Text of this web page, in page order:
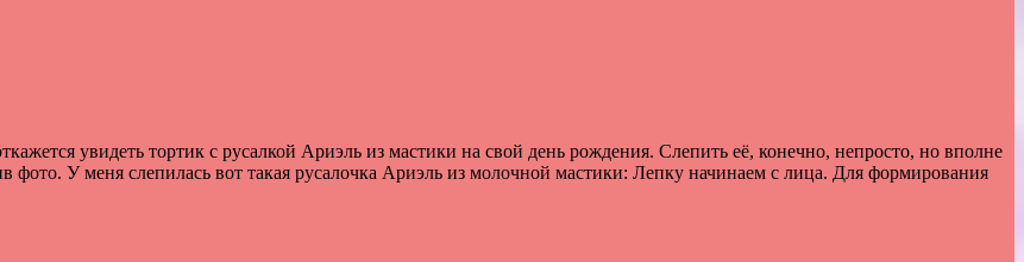
увидеть тортик с русалкой Ариэль из мастики на свой день рождения. Слепить её, конечно, непросто, но вполне
У меня слепилась вот такая русалочка Ариэль из молочной мастики: Лепку начинаем с лица. Для формирования